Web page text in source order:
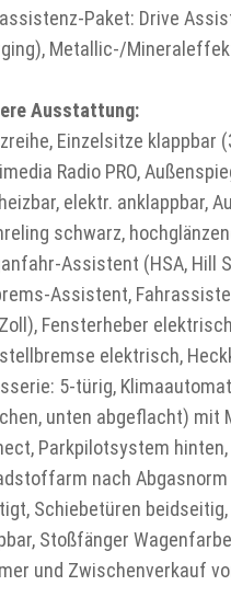
Paket: Drive
Metallic-/
Ausstattung:
Einzelsitze klappbar
Radio PRO,
elektr. anklappbar,
schwarz,
Assistent (HSA, Hill
Assistent,
Fensterheber
elektrisch,
5-türig,
unten abgeflacht) mit
Parkpilotsystem
nach
Schiebetüren
Stoßfänger
und Zwischenverkauf